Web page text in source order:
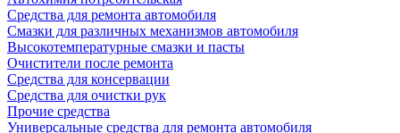
Средства для ремонта автомобиля
Смазки для различных механизмов автомобиля
Высокотемпературные смазки и пасты
Очистители после ремонта
Средства для консервации
Средства для очистки рук
Прочие средства
Универсальные средства для ремонта автомобиля